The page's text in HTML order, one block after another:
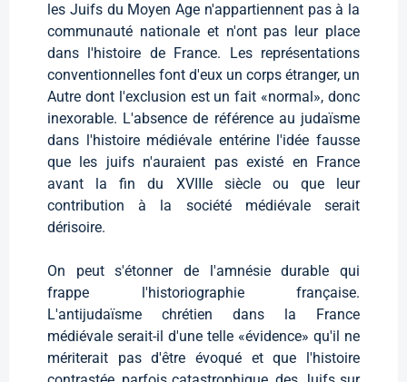
les Juifs du Moyen Age n'appartiennent pas à la
communauté nationale et n'ont pas leur place
dans l'histoire de France. Les représentations
conventionnelles font d'eux un corps étranger, un
Autre dont l'exclusion est un fait «normal», donc
inexorable. L'absence de référence au judaïsme
dans l'histoire médiévale entérine l'idée fausse
que les juifs n'auraient pas existé en France
avant la fin du XVIIIe siècle ou que leur
contribution à la société médiévale serait
dérisoire.
On peut s'étonner de l'amnésie durable qui
frappe l'historiographie française.
L'antijudaïsme chrétien dans la France
médiévale serait-il d'une telle «évidence» qu'il ne
mériterait pas d'être évoqué et que l'histoire